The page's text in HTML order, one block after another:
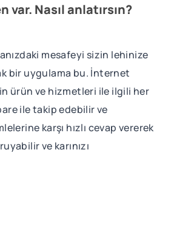
var. Nasıl anlatırsın?
mesafeyi sizin lehinize
bir uygulama bu. İnternet
ürün ve hizmetleri ile ilgili her
ile takip edebilir ve
karşı hızlı cevap vererek
ve karınızı